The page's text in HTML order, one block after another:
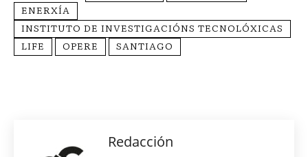
ENERXÍA
INSTITUTO DE INVESTIGACIÓNS TECNOLÓXICAS
LIFE
OPERE SANTIAGO
Redacción